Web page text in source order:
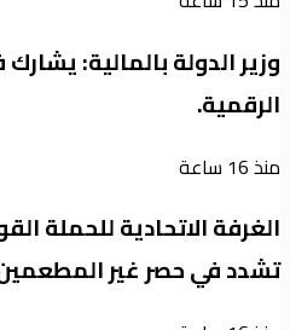
وزير الدولة بالمالية:
الرقمية.
منذ 16 ساعة
الغرفة الاتحادية للحملة
تشدد في حصر غير